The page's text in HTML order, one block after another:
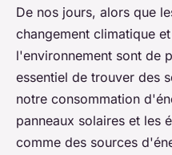
Comment
Panneaux
Éoliennes
3 min
De nos jours, alors que
changement climatique
l'environnement sont de
essentiel de trouver des
notre consommation
panneaux solaires et les
comme des sources